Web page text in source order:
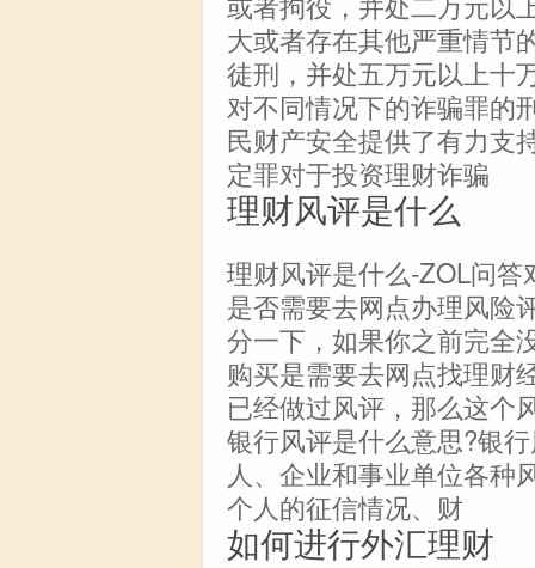
大或者存在其他严重情节
徒刑，并处五万元以上十
对不同情况下的诈骗罪的
民财产安全提供了有力支
定罪对于投资理财诈骗
理财风评是什么
理财风评是什么-ZOL问
是否需要去网点办理风险
分一下，如果你之前完全
购买是需要去网点找理财
已经做过风评，那么这个
银行风评是什么意思?银
人、企业和事业单位各种
个人的征信情况、财
如何进行外汇理财